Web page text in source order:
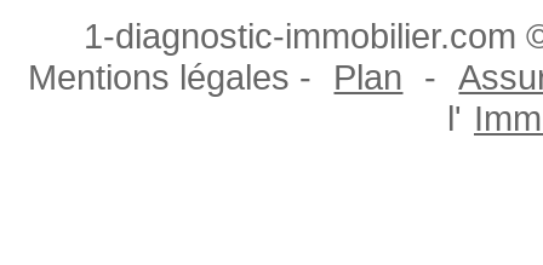
1-diagnostic-immobilier.com
Mentions légales -
Plan -
l'